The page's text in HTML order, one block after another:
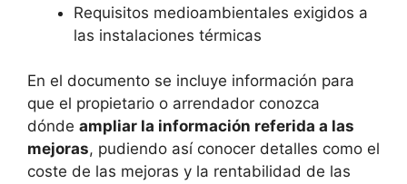
Requisitos medioambientales exigidos a
las instalaciones térmicas
En el documento se incluye información para
que el propietario o arrendador conozca
dónde ampliar la información referida a las
mejoras, pudiendo así conocer detalles como el
coste de las mejoras y la rentabilidad de las